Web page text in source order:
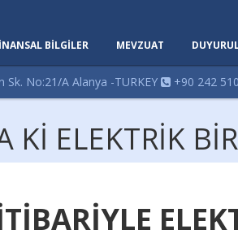
BİLGİLER MEVZUAT
No:21/A Alanya -TURKEY +90 242
Kİ ELEKTRİK